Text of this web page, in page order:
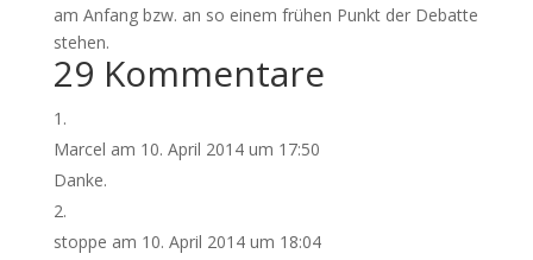
am Anfang bzw. an so einem frühen Punkt der Debatte
stehen.
29 Kommentare
Marcel am 10. April 2014 um 17:50
Danke.
stoppe am 10. April 2014 um 18:04